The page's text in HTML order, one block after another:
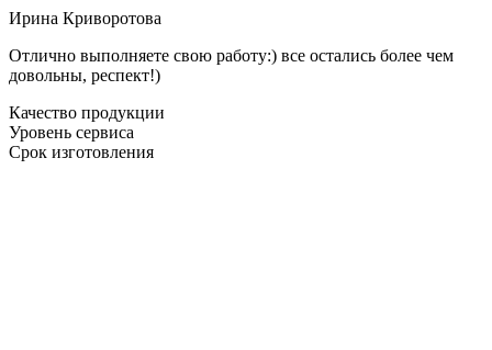
Ирина Криворотова
Отлично выполняете свою работу:) все остались более чем
довольны, респект!)
Качество продукции
Уровень сервиса
Срок изготовления